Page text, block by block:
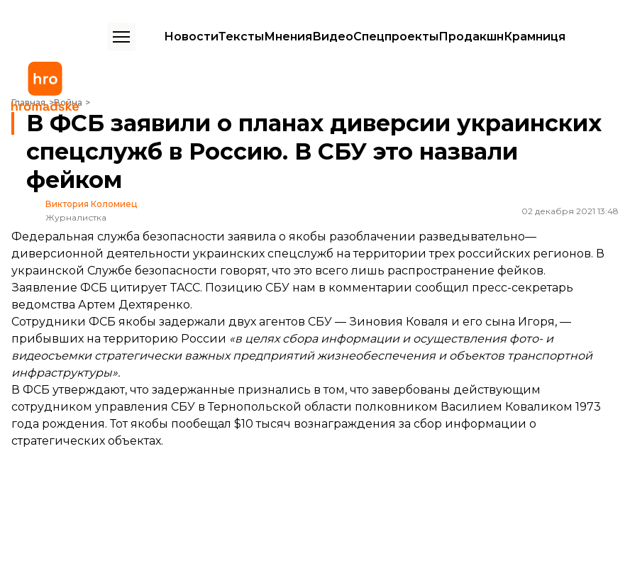
НовостиТекстыМненияВидеоСпецпроектыПродакшнКрамниця
Главная Война
В ФСБ заявили о планах диверсии украинских спецслужб в Россию. В СБУ это назвали фейком
В ФСБ заявили о планах диверсии украинских
спецслужб в Россию. В СБУ это назвали
фейком
Виктория Коломиец
Журналистка
02 декабря 2021 13:48
Федеральная служба безопасности заявила о якобы разоблачении разведывательно—
диверсионной деятельности украинских спецслужб на территории трех российских регионов. В
украинской Службе безопасности говорят, что это всего лишь распространение фейков.
Заявление ФСБ цитируетTACC. Позицию СБУ нам в комментарии сообщил пресс-секретарь
ведомства Артем Дехтяренко.
Сотрудники ФСБ якобы задержали двух агентов СБУ — Зиновия Коваля и его сына Игоря, —
прибывших на территорию России «в целях сбора информации и осуществления фото- и
видеосъемки стратегически важных предприятий жизнеобеспечения и объектов транспортной
инфраструктуры».
В ФСБ утверждают, что задержанные признались в том, что завербованы действующим
сотрудником управления СБУ в Тернопольской области полковником Василием Коваликом 1973
года рождения. Тот якобы пообещал $10 тысяч вознаграждения за сбор информации о
стратегических объектах.